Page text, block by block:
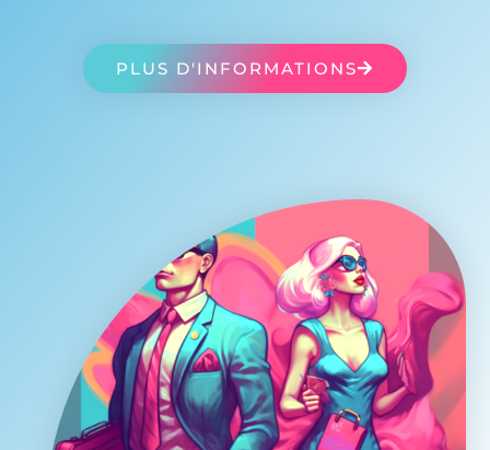
PLUS D'INFORMATIONS